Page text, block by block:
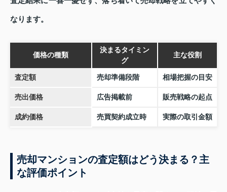
なります。
価格の種類
決まるタイミン
グ
主な役割
査定額 売却準備段階 相場把握の目安
売出価格 広告掲載前 販売戦略の起点
成約価格 売買契約成立時 実際の取引金額
売却マンションの査定額はどう決まる？主
な評価ポイント